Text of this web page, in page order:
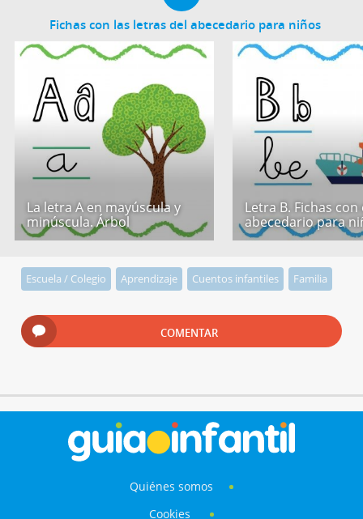
Fichas con las letras del abecedario para niños
La letra A en mayúscula y
minúscula. Árbol
Letra B. Fichas con
abecedario para
Escuela / Colegio Aprendizaje Cuentos infantiles Familia
COMENTAR
Quiénes somos
Cookies